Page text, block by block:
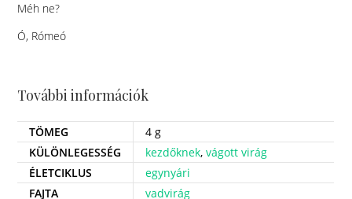
Méh ne?
Ó, Rómeó
További információk
TÖMEG
4 g
KÜLÖNLEGESSÉG
kezdőknek,vágott virág
ÉLETCIKLUS
egynyári
FAJTA
vadvirág